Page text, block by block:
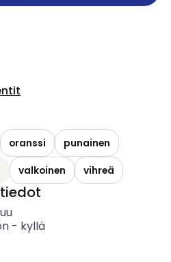
oranssi
punainen
valkoinen vihreä
- kyllä